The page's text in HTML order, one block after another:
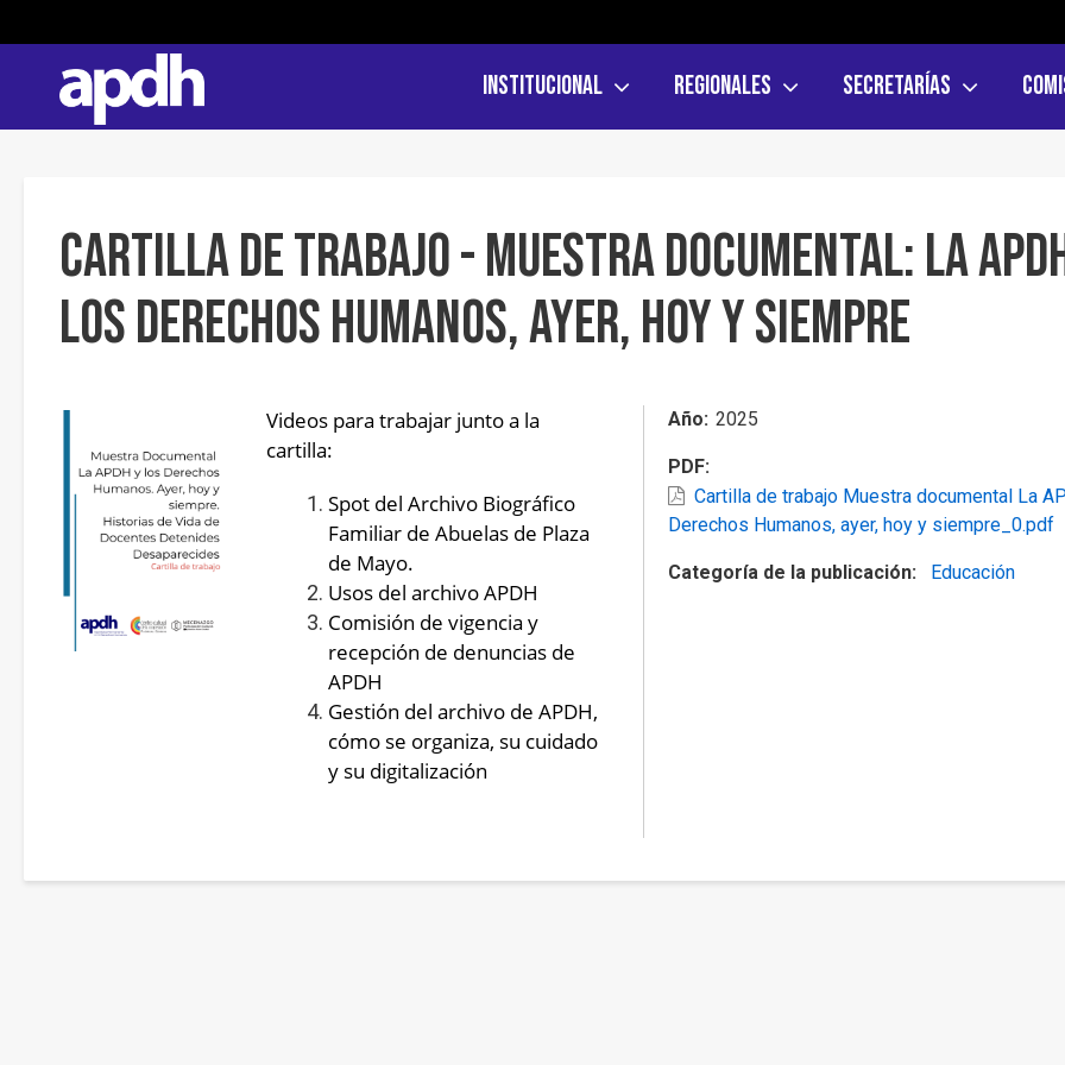
Institucional Regionales Secretarías
Cartilla de trabajo - Muestra documental: La
los Derechos Humanos, ayer, hoy y siempre
Videos para trabajar junto a la
cartilla:
Spot del Archivo Biográfico
Familiar de Abuelas de Plaza
de Mayo.
Usos del archivo APDH
Comisión de vigencia y
recepción de denuncias de
APDH
Gestión del archivo de APDH,
cómo se organiza, su cuidado
y su digitalización
Año 2025
PDF
Cartilla de trabajo Muestra documental La
Derechos Humanos, ayer, hoy y siempre_0.pdf
Categoría de la publicación Educación